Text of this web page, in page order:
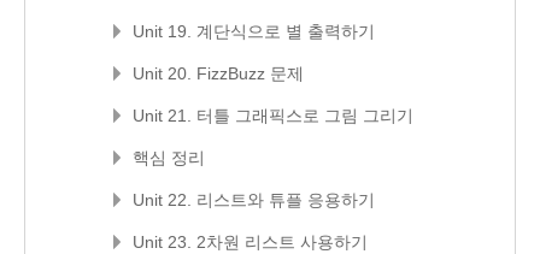
Unit 19. 계단식으로 별 출력하기
Unit 20. FizzBuzz 문제
Unit 21. 터틀 그래픽스로 그림 그리기
핵심 정리
Unit 22. 리스트와 튜플 응용하기
Unit 23. 2차원 리스트 사용하기